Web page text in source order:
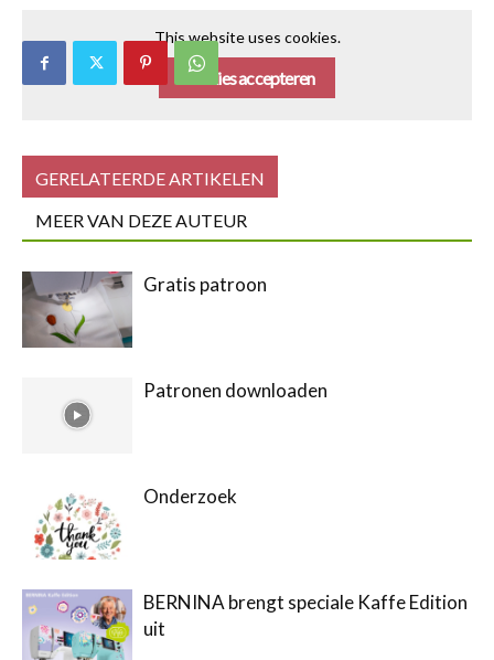
This website uses cookies.
Cookies accepteren
GERELATEERDE ARTIKELEN
MEER VAN DEZE AUTEUR
Gratis patroon
Patronen downloaden
Onderzoek
BERNINA brengt speciale Kaffe Edition
uit